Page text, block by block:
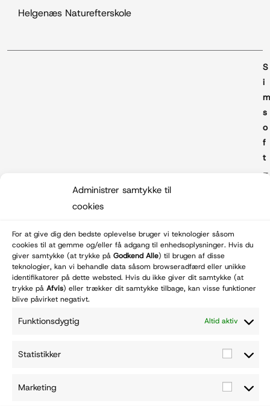
Administrer samtykke til
cookies
For at give dig den bedste oplevelse bruger vi teknologier såsom
cookies til at gemme og/eller få adgang til enhedsoplysninger. Hvis du
giver samtykke (at trykke på Godkend Alle) til brugen af disse
teknologier, kan vi behandle data såsom browseradfærd eller unikke
identifikatorer på dette websted. Hvis du ikke giver dit samtykke (at
trykke på Afvis) eller trækker dit samtykke tilbage, kan visse funktioner
blive påvirket negativt.
Funktionsdygtig Altid aktiv
Statistikker
Marketing
Helgenæs Naturefterskole
© Wulffnature.dk - 2026 Betal med:
S
i
m
s
o
f
t
–